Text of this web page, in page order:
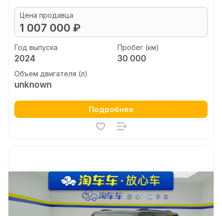
Цена продавца
1 007 000 ₽
Год выпуска
2024
Пробег (км)
30 000
Объем двигателя (л)
unknown
Подробнее